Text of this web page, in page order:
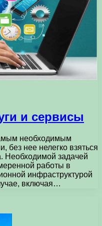
и сервисы
необходимым
без нее нелегко взяться
Необходимой задачей
работы в
инфраструктурой
включая…